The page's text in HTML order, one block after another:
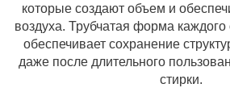
которые создают объем и
воздуха. Трубчатая форма каждого
обеспечивает сохранение
даже после длительного
стирки.